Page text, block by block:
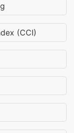
(CCI)